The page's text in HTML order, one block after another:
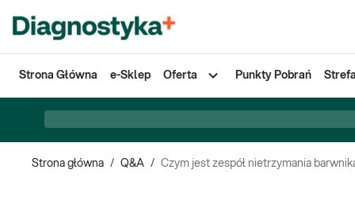
Strona Główna e-Sklep Oferta Punkty Pobrań
Strona główna / Q&A / Czym jest zespół nietrzymania